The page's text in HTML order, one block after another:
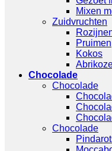
Mixen
Zuidvruchten
Pruimen
Kokos
Chocolade
Chocolade
Chocolade